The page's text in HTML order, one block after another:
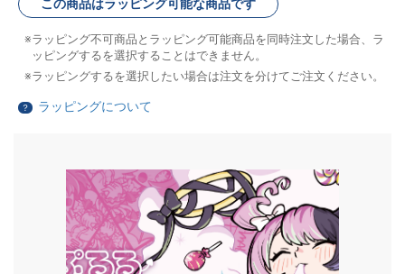
この商品はラッピング可能な商品です
ラッピング不可商品とラッピング可能商品を同時注文した場合、ラ
ッピングするを選択することはできません。
ラッピングするを選択したい場合は注文を分けてご注文ください。
？ ラッピングについて